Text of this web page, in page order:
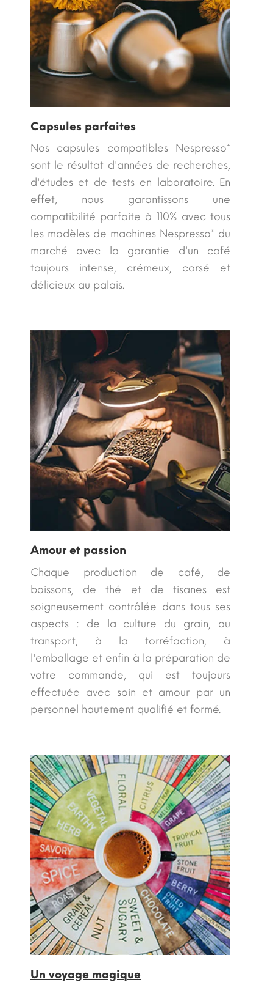
Capsules parfaites
Nos capsules compatibles Nespresso*
sont le résultat d'années de recherches,
d'études et de tests en laboratoire. En
effet, nous garantissons une
compatibilité parfaite à 110% avec tous
les modèles de machines Nespresso* du
marché avec la garantie d'un café
toujours intense, crémeux, corsé et
délicieux au palais.
Amour et passion
Chaque production de café, de
boissons, de thé et de tisanes est
soigneusement contrôlée dans tous ses
aspects : de la culture du grain, au
transport, à la torréfaction, à
l'emballage et enfin à la préparation de
votre commande, qui est toujours
effectuée avec soin et amour par un
personnel hautement qualifié et formé.
Un voyage magique